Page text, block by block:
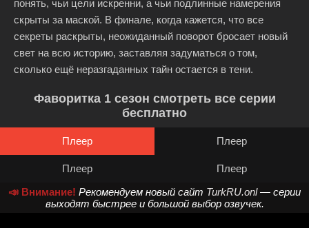
понять, чьи цели искренни, а чьи подлинные намерения
скрыты за маской. В финале, когда кажется, что все
секреты раскрыты, неожиданный поворот бросает новый
свет на всю историю, заставляя задуматься о том,
сколько ещё неразгаданных тайн остается в тени.
Фаворитка 1 сезон смотреть все серии
бесплатно
Плеер Плеер
Плеер
Плеер
📣 Внимание! Рекомендуем новый сайт TurkRU.onl— серии
выходят быстрее и большой выбор озвучек.